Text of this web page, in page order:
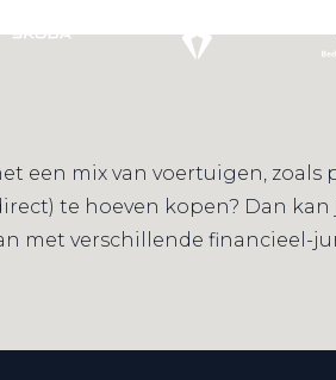
mix van voertuigen, zoals
te hoeven kopen? Dan
met verschillende financieel-